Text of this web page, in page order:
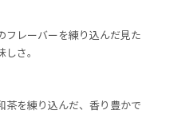
フレーバーを練り込んだ見た
さ。
茶を練り込んだ、香り豊かで